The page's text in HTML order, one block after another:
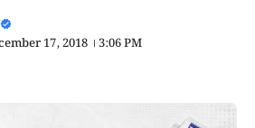
17, 2018 । 3:06 PM